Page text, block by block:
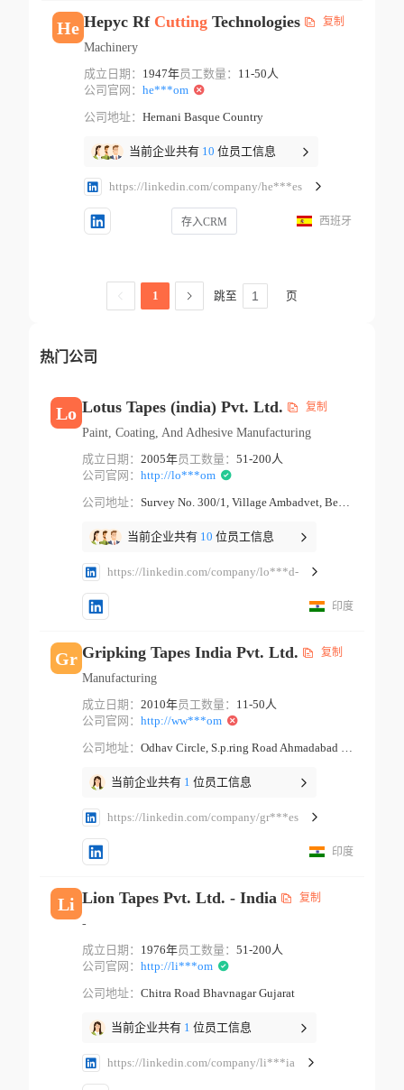
He Hepyc Rf CuttingTechnologies 复制
Machinery
成立日期： 1947年员工数量： 11-50人
公司官网： he***om
公司地址： Hernani Basque Country
当前企业共有 10 位员工信息
https://linkedin.com/company/he***es
存入CRM 西班牙
1 跳至 页
热门公司
Lo Lotus Tapes (india) Pvt. Ltd. 复制
Paint, Coating, And Adhesive Manufacturing
成立日期： 2005年员工数量： 51-200人
公司官网： http://lo***om
公司地址：
Survey No. 300/1, Village Ambadvet, Behind Datta Temple Pune Maharashtra
当前企业共有 10 位员工信息
https://linkedin.com/company/lo***d-
印度
Gr Gripking Tapes India Pvt. Ltd. 复制
Manufacturing
成立日期： 2010年员工数量： 11-50人
公司官网： http://ww***om
公司地址：
Odhav Circle, S.p.ring Road Ahmadabad Gujarat
当前企业共有 1 位员工信息
https://linkedin.com/company/gr***es
印度
Li Lion Tapes Pvt. Ltd. - India 复制
-
成立日期： 1976年员工数量： 51-200人
公司官网： http://li***om
公司地址： Chitra Road Bhavnagar Gujarat
当前企业共有 1 位员工信息
https://linkedin.com/company/li***ia